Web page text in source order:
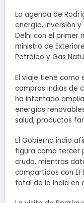
La agenda de
energía, inversión
Delhi con el primer
ministro de
Petróleo y Gas
El viaje tiene como
compras indias de
ha intentado
energías
salud, productos
El Gobierno indio
figura como tercer
crudo, mientras
compartidos con
total de la India en